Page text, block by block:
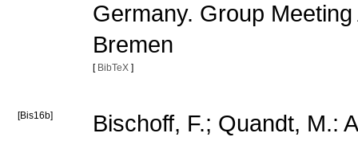
Germany. Group
Bremen
[ BibTeX ]
[Bis16b]
Bischoff, F.; Quandt, M.: